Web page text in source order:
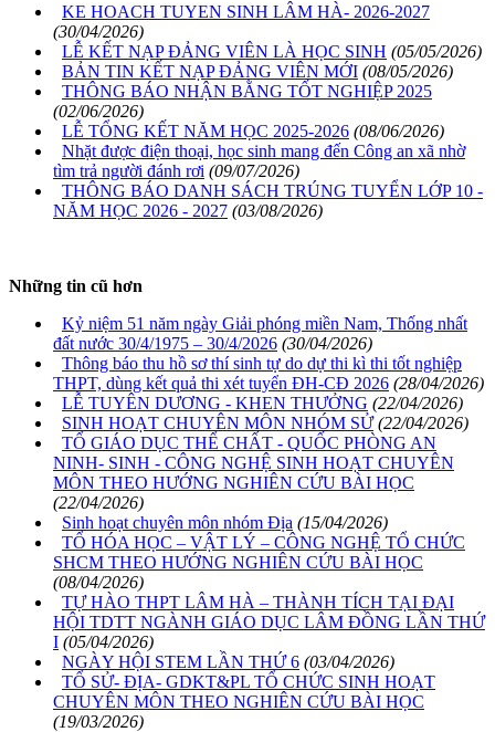
KE HOACH TUYEN SINH LÂM HÀ- 2026-2027
(30/04/2026)
LỄ KẾT NẠP ĐẢNG VIÊN LÀ HỌC SINH (05/05/2026)
BẢN TIN KẾT NẠP ĐẢNG VIÊN MỚI (08/05/2026)
THÔNG BÁO NHẬN BẰNG TỐT NGHIỆP 2025
(02/06/2026)
LỄ TỔNG KẾT NĂM HỌC 2025-2026 (08/06/2026)
Nhặt được điện thoại, học sinh mang đến Công an xã nhờ
tìm trả người đánh rơi (09/07/2026)
THÔNG BÁO DANH SÁCH TRÚNG TUYỂN LỚP 10 -
NĂM HỌC 2026 - 2027 (03/08/2026)
Những tin cũ hơn
Kỷ niệm 51 năm ngày Giải phóng miền Nam, Thống nhất
đất nước 30/4/1975 – 30/4/2026 (30/04/2026)
Thông báo thu hồ sơ thí sinh tự do dự thi kì thi tốt nghiệp
THPT, dùng kết quả thi xét tuyển ĐH-CĐ 2026 (28/04/2026)
LỄ TUYÊN DƯƠNG - KHEN THƯỞNG (22/04/2026)
SINH HOẠT CHUYÊN MÔN NHÓM SỬ (22/04/2026)
TỔ GIÁO DỤC THỂ CHẤT - QUỐC PHÒNG AN
NINH- SINH - CÔNG NGHỆ SINH HOẠT CHUYÊN
MÔN THEO HƯỚNG NGHIÊN CỨU BÀI HỌC
(22/04/2026)
Sinh hoạt chuyên môn nhóm Địa (15/04/2026)
TỔ HÓA HỌC – VẬT LÝ – CÔNG NGHỆ TỔ CHỨC
SHCM THEO HƯỚNG NGHIÊN CỨU BÀI HỌC
(08/04/2026)
TỰ HÀO THPT LÂM HÀ – THÀNH TÍCH TẠI ĐẠI
HỘI TDTT NGÀNH GIÁO DỤC LÂM ĐỒNG LẦN THỨ
I (05/04/2026)
NGÀY HỘI STEM LẦN THỨ 6 (03/04/2026)
TỔ SỬ- ĐỊA- GDKT&PL TỔ CHỨC SINH HOẠT
CHUYÊN MÔN THEO NGHIÊN CỨU BÀI HỌC
(19/03/2026)